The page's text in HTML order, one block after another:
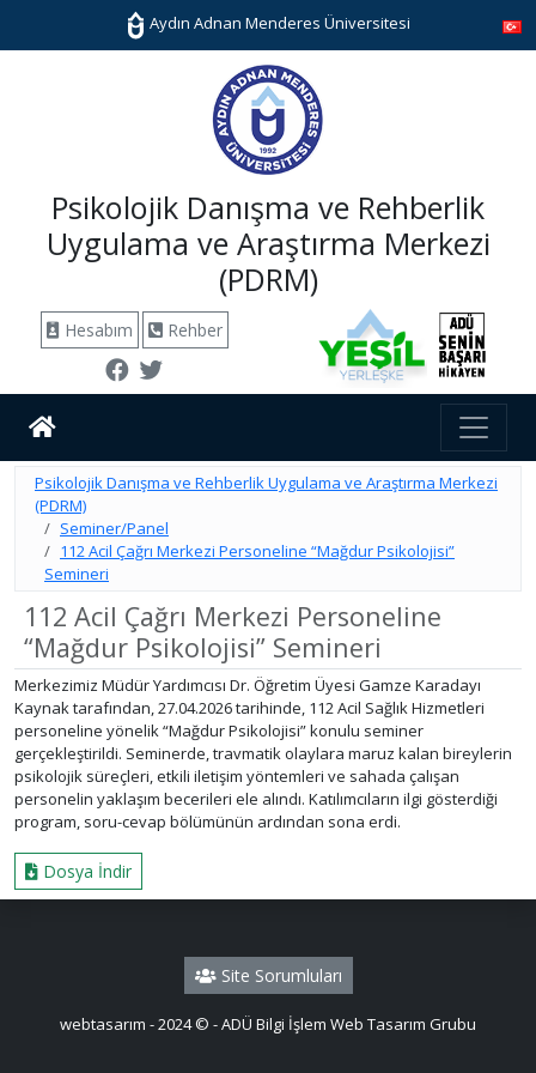
Aydın Adnan Menderes Üniversitesi
Psikolojik Danışma ve Rehberlik
Uygulama ve Araştırma Merkezi
(PDRM)
Hesabım Rehber
Psikolojik Danışma ve Rehberlik Uygulama ve Araştırma Merkezi
(PDRM)
Seminer/Panel
112 Acil Çağrı Merkezi Personeline “Mağdur Psikolojisi”
Semineri
112 Acil Çağrı Merkezi Personeline
“Mağdur Psikolojisi” Semineri
Merkezimiz Müdür Yardımcısı Dr. Öğretim Üyesi Gamze Karadayı
Kaynaktarafından, 27.04.2026 tarihinde, 112 Acil Sağlık Hizmetleri
personeline yönelik “Mağdur Psikolojisi” konulu seminer
gerçekleştirildi. Seminerde, travmatik olaylara maruz kalan bireylerin
psikolojik süreçleri, etkili iletişim yöntemleri ve sahada çalışan
personelin yaklaşım becerileri ele alındı. Katılımcıların ilgi gösterdiği
program, soru-cevap bölümünün ardından sona erdi.
Dosya İndir
Site Sorumluları
webtasarım - 2024 © - ADÜ Bilgi İşlem Web Tasarım Grubu